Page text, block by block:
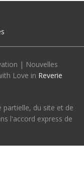
| Nouvelles
Love in Reverie
du site et de
l'accord express de